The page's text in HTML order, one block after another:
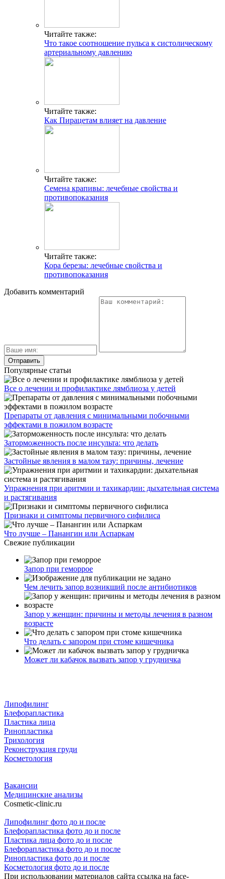
Читайте также:
Что такое соотношение пульса к систолическому
артериальному давлению
Читайте также:
Как Пирацетам влияет на давление
Читайте также:
Семена крапивы: лечебные свойства и
противопоказания
Читайте также:
Кора березы: лечебные свойства и
противопоказания
Добавить комментарий
Популярные статьи
Все о лечении и профилактике лямблиоза у детей
Препараты от давления с минимальными побочными
эффектами в пожилом возрасте
Заторможенность после инсульта: что делать
Застойные явления в малом тазу: причины, лечение
Упражнения при аритмии и тахикардии: дыхательная система
и растягивания
Признаки и симптомы первичного сифилиса
Что лучше – Панангин или Аспаркам
Свежие публикации
Запор при геморрое
Чем лечить запор возникший после антибиотиков
Запор у женщин: причины и методы лечения в разном
возрасте
Что делать с запором при стоме кишечника
Может ли кабачок вызвать запор у грудничка
Липофилинг
Блефорапластика
Пластика лица
Ринопластика
Трихология
Реконструкция груди
Косметология
Вакансии
Медицинские анализы
Cosmetic-clinic.ru
Липофилинг фото до и после
Блефорапластика фото до и после
Пластика лица фото до и после
Блефорапластика фото до и после
Ринопластика фото до и после
Косметология фото до и после
При использовании материалов сайта ссылка на face-